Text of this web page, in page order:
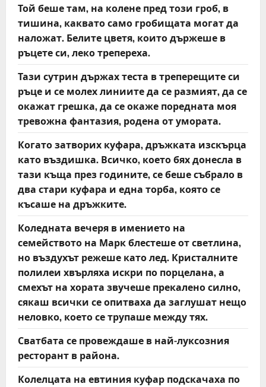
Той беше там, на колене пред този гроб, в
тишина, каквато само гробищата могат да
наложат. Белите цветя, които държеше в
ръцете си, леко трепереха.
Тази сутрин държах теста в треперещите си
ръце и се молех линиите да се размият, да се
окажат грешка, да се окаже поредната моя
тревожна фантазия, родена от умората.
Когато затворих куфара, дръжката изскърца
като въздишка. Всичко, което бях донесла в
тази къща през годините, се беше събрало в
два стари куфара и една торба, която се
късаше на дръжките.
Коледната вечеря в имението на
семейството на Марк блестеше от светлина,
но въздухът режеше като лед. Кристалните
полилеи хвърляха искри по порцелана, а
смехът на хората звучеше прекалено силно,
сякаш всички се опитваха да заглушат нещо
неловко, което се трупаше между тях.
Сватбата се провеждаше в най-луксозния
ресторант в района.
Колелцата на евтиния куфар подскачаха по